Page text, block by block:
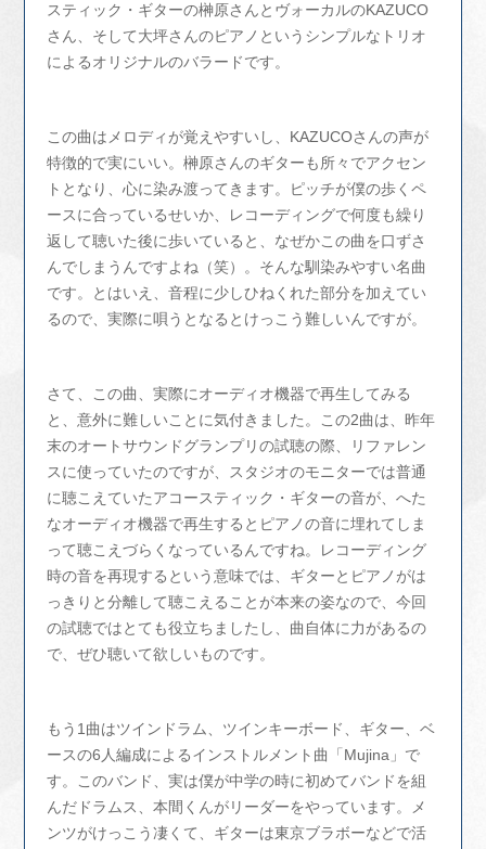
スティック・ギターの榊原さんとヴォーカルのKAZUCO
さん、そして大坪さんのピアノというシンプルなトリオ
によるオリジナルのバラードです。
この曲はメロディが覚えやすいし、KAZUCOさんの声が
特徴的で実にいい。榊原さんのギターも所々でアクセン
トとなり、心に染み渡ってきます。ピッチが僕の歩くペ
ースに合っているせいか、レコーディングで何度も繰り
返して聴いた後に歩いていると、なぜかこの曲を口ずさ
んでしまうんですよね（笑）。そんな馴染みやすい名曲
です。とはいえ、音程に少しひねくれた部分を加えてい
るので、実際に唄うとなるとけっこう難しいんですが。
さて、この曲、実際にオーディオ機器で再生してみる
と、意外に難しいことに気付きました。この2曲は、昨年
末のオートサウンドグランプリの試聴の際、リファレン
スに使っていたのですが、スタジオのモニターでは普通
に聴こえていたアコースティック・ギターの音が、へた
なオーディオ機器で再生するとピアノの音に埋れてしま
って聴こえづらくなっているんですね。レコーディング
時の音を再現するという意味では、ギターとピアノがは
っきりと分離して聴こえることが本来の姿なので、今回
の試聴ではとても役立ちましたし、曲自体に力があるの
で、ぜひ聴いて欲しいものです。
もう1曲はツインドラム、ツインキーボード、ギター、ベ
ースの6人編成によるインストルメント曲「Mujina」で
す。このバンド、実は僕が中学の時に初めてバンドを組
んだドラムス、本間くんがリーダーをやっています。メ
ンツがけっこう凄くて、ギターは東京ブラボーなどで活